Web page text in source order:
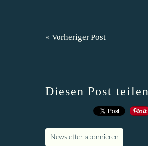
« Vorheriger Post
Diesen Post teilen
Newsletter abonnieren